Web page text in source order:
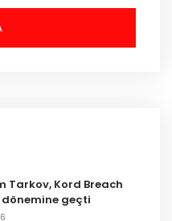
Tarkov, Kord Breach
dönemine geçti